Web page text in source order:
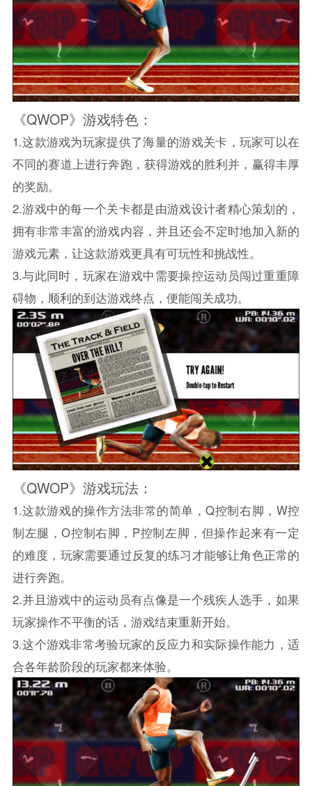
《QWOP》游戏特色：
1.这款游戏为玩家提供了海量的游戏关卡，玩家可以在
不同的赛道上进行奔跑，获得游戏的胜利并，赢得丰厚
的奖励。
2.游戏中的每一个关卡都是由游戏设计者精心策划的，
拥有非常丰富的游戏内容，并且还会不定时地加入新的
游戏元素，让这款游戏更具有可玩性和挑战性。
3.与此同时，玩家在游戏中需要操控运动员闯过重重障
碍物，顺利的到达游戏终点，便能闯关成功。
《QWOP》游戏玩法：
1.这款游戏的操作方法非常的简单，Q控制右脚，W控
制左腿，O控制右脚，P控制左脚，但操作起来有一定
的难度，玩家需要通过反复的练习才能够让角色正常的
进行奔跑。
2.并且游戏中的运动员有点像是一个残疾人选手，如果
玩家操作不平衡的话，游戏结束重新开始。
3.这个游戏非常考验玩家的反应力和实际操作能力，适
合各年龄阶段的玩家都来体验。